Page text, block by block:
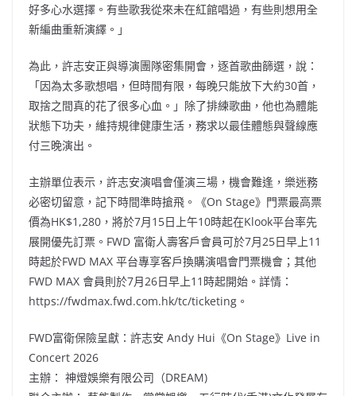
好多心水選擇。有些歌我從來未在紅館唱過，有些則想用全
新編曲重新演繹。」
為此，許志安正與導演團隊密集開會，逐首歌曲篩選，說：
「因為太多歌想唱，但時間有限，每晚只能放下大約30首，
取捨之間真的花了很多心血。」除了排練歌曲，他也為體能
狀態下功夫，維持規律健康生活，務求以最佳體態與聲線應
付三晚演出。
主辦單位表示，許志安演唱會僅演三場，機會難逢，樂迷務
必密切留意，記下時間準時搶飛。《On Stage》門票最高票
價為HK$1,280，將於7月15日上午10時起在Klook平台率先
展開優先訂票。FWD 富衛人壽客戶會員可於7月25日早上11
時起於FWD MAX 平台專享客戶換購演唱會門票機會；其他
FWD MAX 會員則於7月26日早上11時起開始。詳情：
https://fwdmax.fwd.com.hk/tc/ticketing。
FWD富衛保險呈獻：許志安 Andy Hui《On Stage》Live in
Concert 2026
主辦： 神燈娛樂有限公司（DREAM)